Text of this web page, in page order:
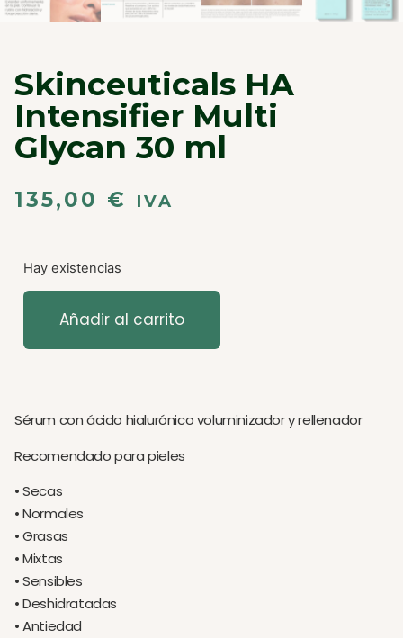
Skinceuticals HA
Intensifier Multi
Glycan 30 ml
135,00 € IVA
Hay existencias
Añadir al carrito
Sérum con ácido hialurónico voluminizador y rellenador
Recomendado para pieles
• Secas
• Normales
• Grasas
• Mixtas
• Sensibles
• Deshidratadas
• Antiedad